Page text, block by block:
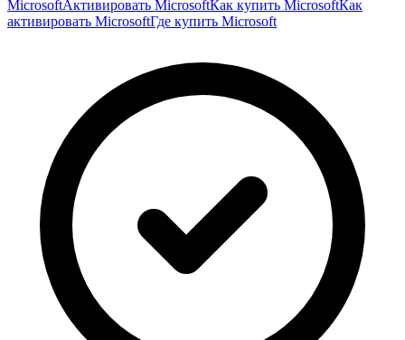
MicrosoftАктивировать MicrosoftКак купить MicrosoftКак
активировать MicrosoftГде купить Microsoft